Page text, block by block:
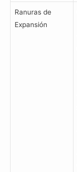
Ranuras de
Expansión